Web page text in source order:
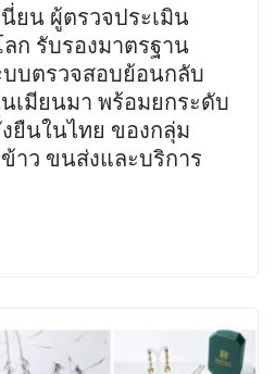
ยน ผู้ตรวจประเมิน
ก รับรองมาตรฐาน
บตรวจสอบย้อนกลับ
เมียนมา พร้อมยกระดับ
ยืนในไทย ของกลุ่ม
าว ขนส่งและบริการ